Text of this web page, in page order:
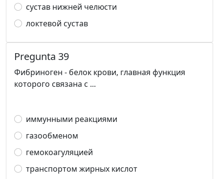
сустав нижней челюсти
локтевой сустав
Pregunta 39
Фибриноген - белок крови, главная функция
которого связана с ...
иммунными реакциями
газообменом
гемокоагуляцией
транспортом жирных кислот